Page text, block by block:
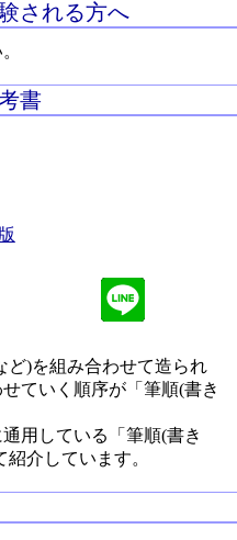
される方へ
書
ど)を組み合わせて造られ
ていく順序が「筆順(書き
用している「筆順(書き
介しています。